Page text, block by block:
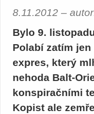
8.11.2012 –
Bylo 9.
Polabí zatím
expres, který
nehoda Balt-
konspiračními
Kopist ale